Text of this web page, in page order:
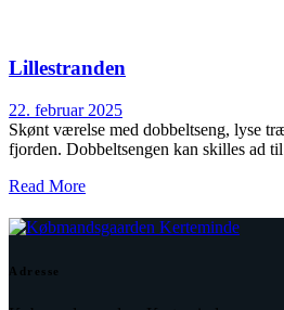
Lillestranden
22. februar 2025
Skønt værelse med dobbeltseng, lyse
fjorden. Dobbeltsengen kan skilles ad til
Read More
Adresse